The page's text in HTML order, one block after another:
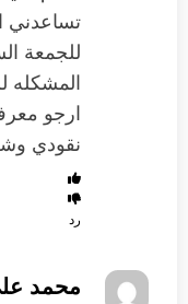
تساعدني
للجمعة
المشكله
ارجو
نقودي
رد
محمد